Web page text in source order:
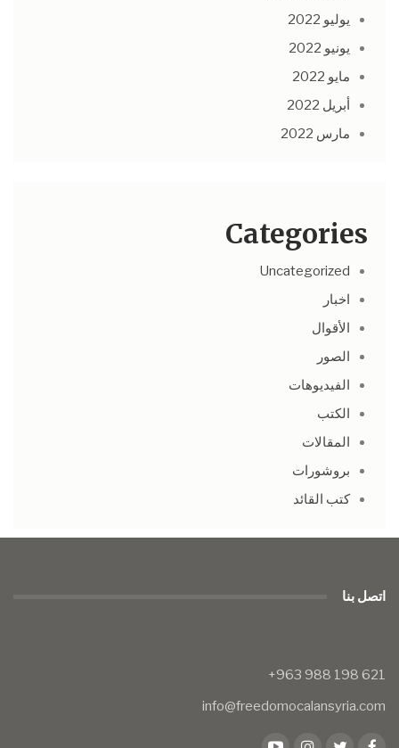
يوليو 2022
يونيو 2022
مايو 2022
أبريل 2022
مارس 2022
Categories
Uncategorized
اخبار
الأقوال
الصور
الفيديوهات
الكتب
المقالات
بروشورات
كتب القائد
اتصل بنا
info@freedomocalansyria.com